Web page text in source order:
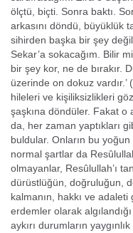
ölçtü, biçti. Sonra baktı.
arkasını döndü, büyüklük
sihir­den başka bir şey
Sekar’a sokacağım. Bilir
bir şey kor, ne de bırakır.
üzerinde on dokuz
hileleri ve kişiliksizlikleri
şaşkına döndüler. Fakat o
da, her zaman yaptıkları
buldular. Onların bu yoğun
normal şartlar da
olma­yanlar, Resûlullah’ı
dürüst­lüğün, doğruluğun,
kalmanın, hakkı ve
erdemler olarak
aykırı durumların